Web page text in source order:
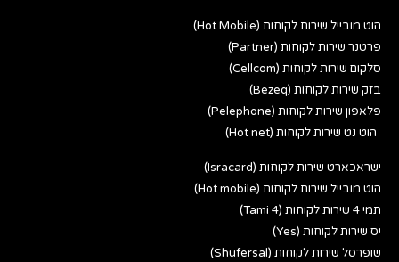
הוט מובייל שירות לקוחות (Hot Mobile)
פרטנר שירות לקוחות (Partner)
סלקום שירות לקוחות (Cellcom)
בזק שירות לקוחות (Bezeq)
פלאפון שירות לקוחות (Pelephone)
הוט נט שירות לקוחות (Hot net)
ישראכארט שירות לקוחות (Isracard)
הוט מובייל שירות לקוחות (Hot mobile)
תמי 4 שירות לקוחות (Tami 4)
יס שירות לקוחות (Yes)
שופרסל שירות לקוחות (Shufersal)